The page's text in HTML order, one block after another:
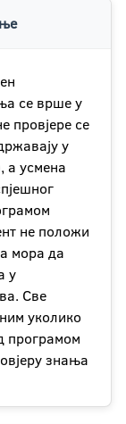
се врше у
провјере се
у
а усмена
не положи
мора да
у
Све
уколико
програмом
знања